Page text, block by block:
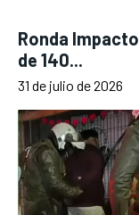
Ronda
de 140...
31 de julio de 2026